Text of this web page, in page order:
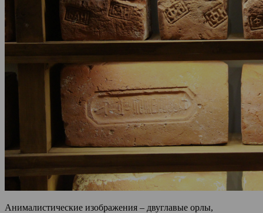
Анималистические изображения – двуглавые орлы,